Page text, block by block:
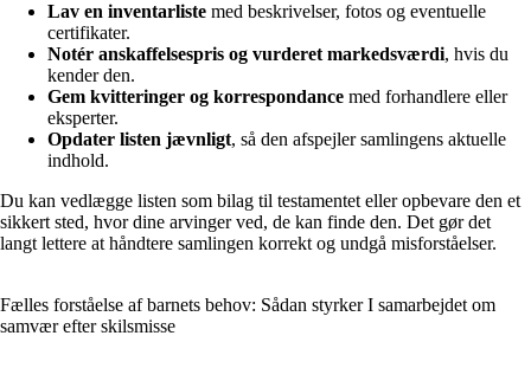
Lav en inventarliste med beskrivelser, fotos og eventuelle
certifikater.
Notér anskaffelsespris og vurderet markedsværdi, hvis du
kender den.
Gem kvitteringer og korrespondance med forhandlere eller
eksperter.
Opdater listen jævnligt, så den afspejler samlingens aktuelle
indhold.
Du kan vedlægge listen som bilag til testamentet eller opbevare den et
sikkert sted, hvor dine arvinger ved, de kan finde den. Det gør det
langt lettere at håndtere samlingen korrekt og undgå misforståelser.
Fælles forståelse af barnets behov: Sådan styrker I samarbejdet om
samvær efter skilsmisse